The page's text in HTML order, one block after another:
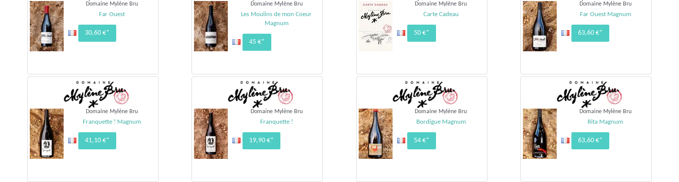
Domaine Mylène Bru
Far Ouest
30,60 €*
Domaine Mylène Bru
Les Moulins de mon Coeur
Magnum
45 €*
Domaine Mylène Bru
Carte Cadeau
50 €*
Domaine Mylène Bru
Far Ouest Magnum
63,60 €*
Domaine Mylène Bru
Franquette ! Magnum
41,10 €*
Domaine Mylène Bru
Franquette !
19,90 €*
Domaine Mylène Bru
Bordigue Magnum
54 €*
Domaine Mylène Bru
Rita Magnum
63,60 €*